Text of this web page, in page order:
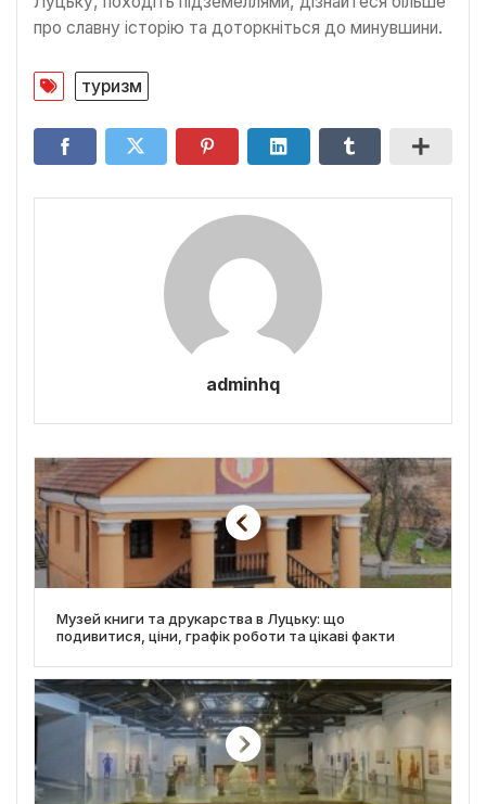
про славну історію та доторкніться до минувшини.
туризм
adminhq
Музей книги та друкарства в Луцьку: що
подивитися, ціни, графік роботи та цікаві факти